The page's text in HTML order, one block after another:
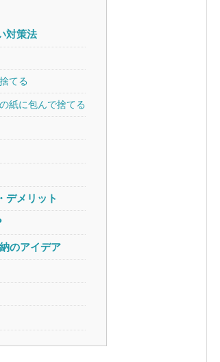
対策法
てる
紙に包んで捨てる
デメリット
のアイデア